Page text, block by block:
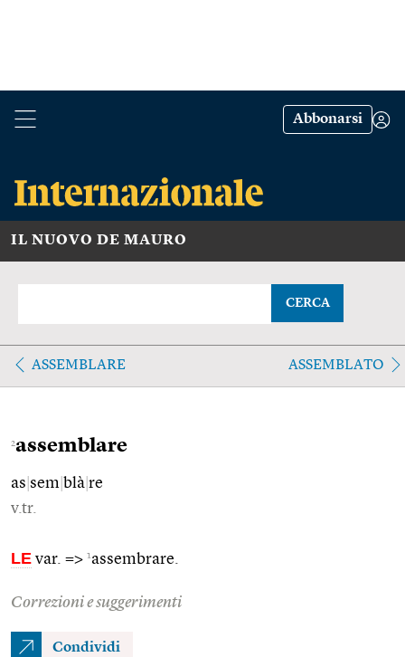
Abbonarsi
IL NUOVO DE MAURO
CERCA
ASSEMBLARE ASSEMBLATO
2assemblare
as sem blà re
v.tr.
LE var. => 1assembrare.
Correzioni e suggerimenti
Condividi